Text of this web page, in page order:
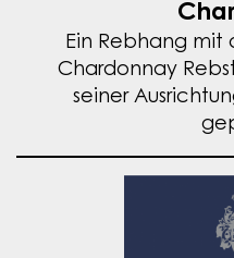
Ein Rebhang mit
Chardonnay
seiner